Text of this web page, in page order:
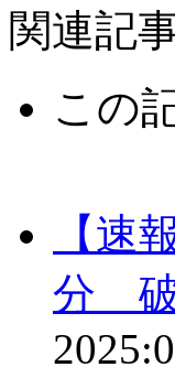
関連記
この
【速
分 破